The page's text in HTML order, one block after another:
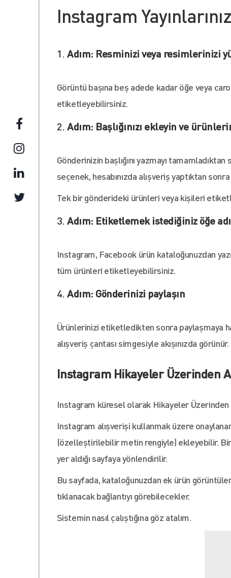
Instagram
Adım: Resminizi veya resimlerinizi
Görüntü başına beş adede kadar öğe veya
etiketleyebilirsiniz.
Adım: Başlığınızı ekleyin ve
Gönderinizin başlığını yazmayı
seçenek, hesabınızda alışveriş yaptıktan
Tek bir gönderideki ürünleri veya kişileri
Adım: Etiketlemek istediğiniz öğe
Instagram, Facebook ürün kataloğunuzdan
tüm ürünleri etiketleyebilirsiniz.
Adım: Gönderinizi paylaşın
Ürünlerinizi etiketledikten sonra paylaşmaya
alışveriş çantası simgesiyle akışınızda görünür.
Instagram Hikayeler Üzerinden
Instagram küresel olarak Hikayeler Üzerinden
Instagram alışverişi kullanmak üzere
(özelleştirilebilir metin rengiyle) ekleyebilir. Bir
yer aldığı sayfaya yönlendirilir.
Bu sayfada, kataloğunuzdan ek ürün
tıklanacak bağlantıyı görebilecekler.
Sistemin nasıl çalıştığına göz atalım.